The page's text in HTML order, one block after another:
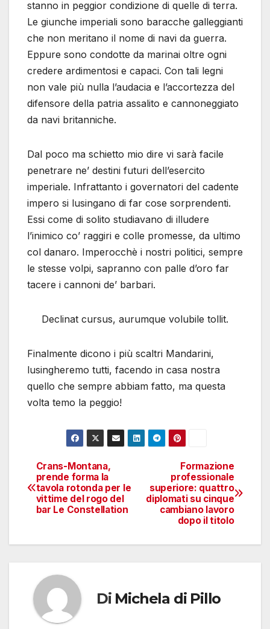
stanno in peggior condizione di quelle di terra.
Le giunche imperiali sono baracche galleggianti
che non meritano il nome di navi da guerra.
Eppure sono condotte da marinai oltre ogni
credere ardimentosi e capaci. Con tali legni
non vale più nulla l’audacia e l’accortezza del
difensore della patria assalito e cannoneggiato
da navi britanniche.
Dal poco ma schietto mio dire vi sarà facile
penetrare ne’ destini futuri dell’esercito
imperiale. Infrattanto i governatori del cadente
impero si lusingano di far cose sorprendenti.
Essi come di solito studiavano di illudere
l’inimico co’ raggiri e colle promesse, da ultimo
col danaro. Imperocchè i nostri politici, sempre
le stesse volpi, sapranno con palle d’oro far
tacere i cannoni de’ barbari.
Declinat cursus, aurumque volubile tollit.
Finalmente dicono i più scaltri Mandarini,
lusingheremo tutti, facendo in casa nostra
quello che sempre abbiam fatto, ma questa
volta temo la peggio!
Navigazione
articoli
Formazione
professionale
superiore: quattro
diplomati su cinque
cambiano lavoro
dopo il titolo
Crans-Montana,
prende forma la
tavola rotonda per le
vittime del rogo del
bar Le Constellation
Di Michela di Pillo